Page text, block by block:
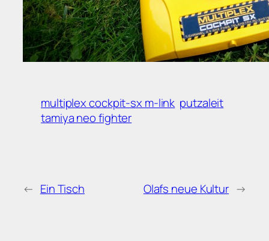
multiplex cockpit-sx m-link putzaleit
tamiya neo fighter
← Ein Tisch Olafs neue Kultur →